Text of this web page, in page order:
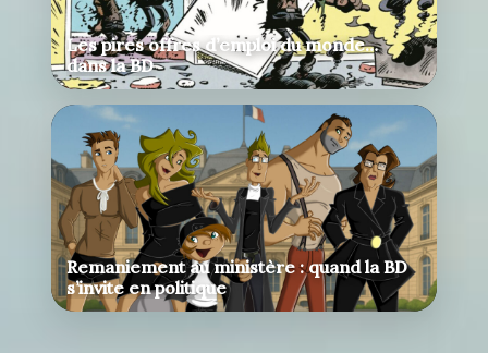
Les pires offres d’emploi du monde…
dans la BD
Remaniement au ministère : quand la BD
s’invite en politique